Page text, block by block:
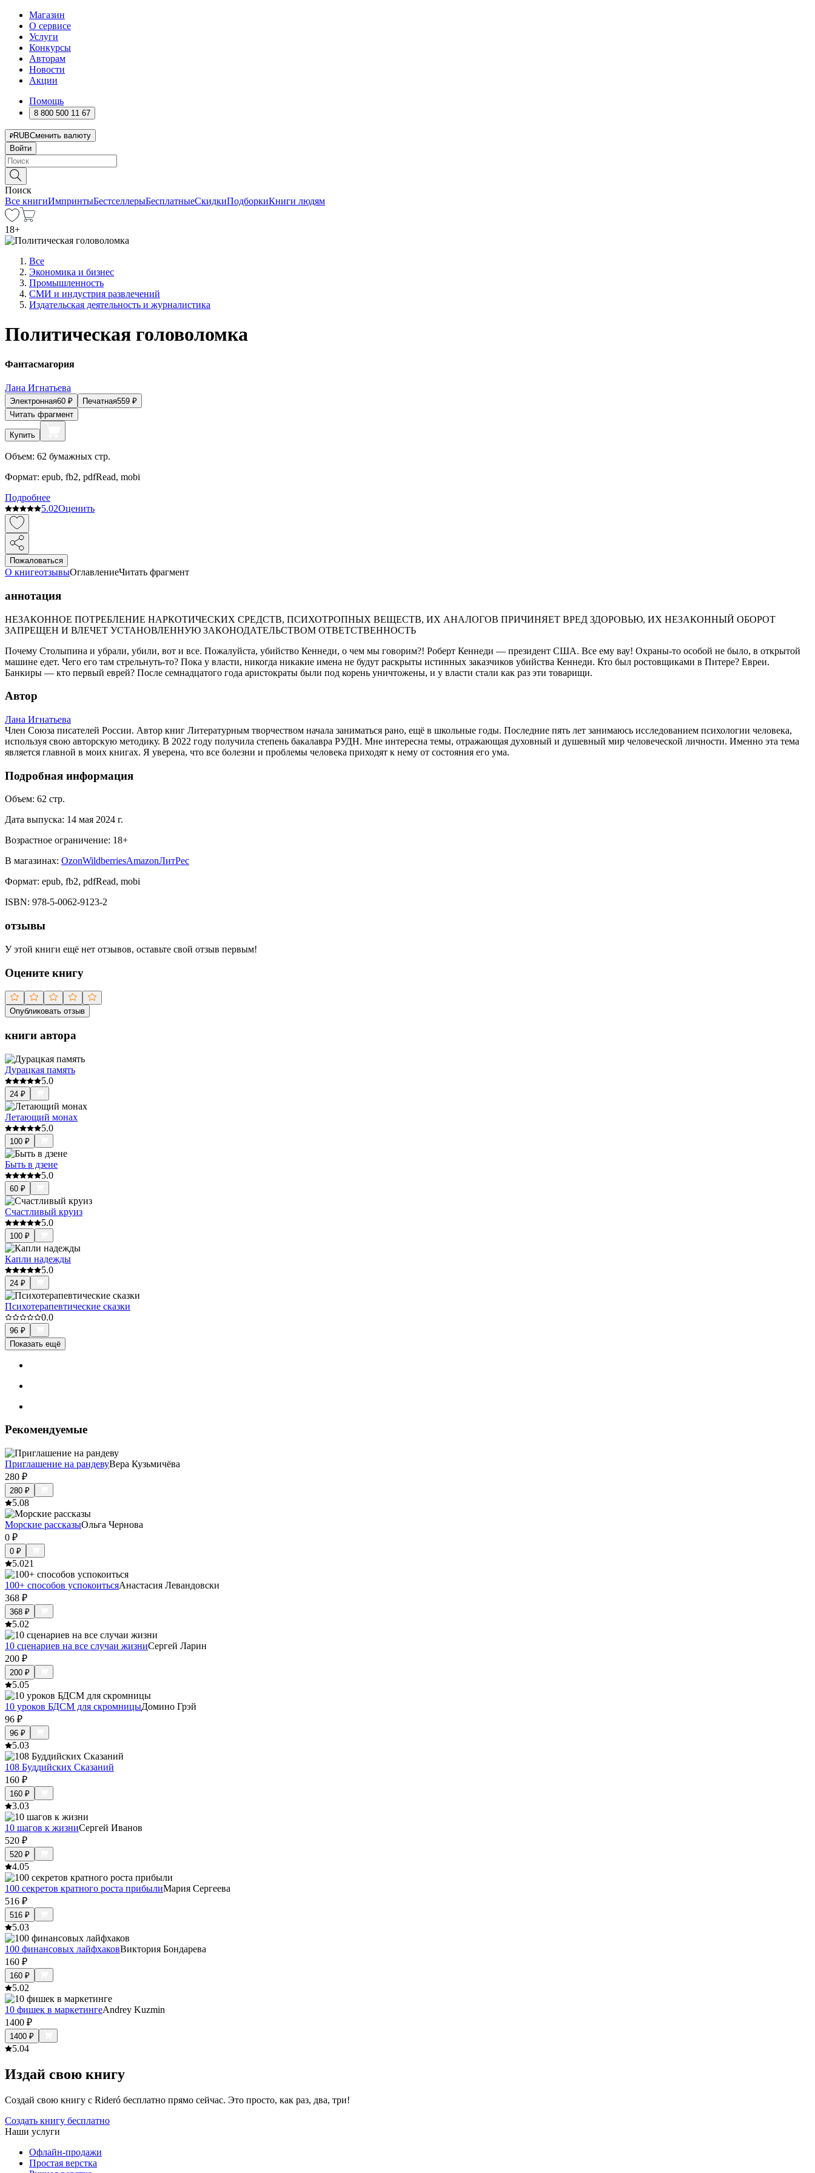
Магазин
О сервисе
Услуги
Конкурсы
Авторам
Новости
Акции
Помощь
8 800 500 11 67
RUBСменить валюту
Войти
Поиск
Все книгиИмпринтыБестселлерыБесплатныеСкидкиПодборкиКниги людям
18+
Все
Экономика и бизнес
Промышленность
СМИ и индустрия развлечений
Издательская деятельность и журналистика
Политическая головоломка
Фантасмагория
Лана Игнатьева
Электронная60 ₽ Печатная559 ₽
Читать фрагмент
Купить
Объем: 62 бумажных стр.
Формат: epub, fb2, pdfRead, mobi
Подробнее
5.02Оценить
Пожаловаться
О книгеотзывыОглавлениеЧитать фрагмент
аннотация
НЕЗАКОННОЕ ПОТРЕБЛЕНИЕ НАРКОТИЧЕСКИХ СРЕДСТВ, ПСИХОТРОПНЫХ ВЕЩЕСТВ, ИХ АНАЛОГОВ ПРИЧИНЯЕТ ВРЕД ЗДОРОВЬЮ, ИХ НЕЗАКОННЫЙ ОБОРОТ
ЗАПРЕЩЕН И ВЛЕЧЕТ УСТАНОВЛЕННУЮ ЗАКОНОДАТЕЛЬСТВОМ ОТВЕТСТВЕННОСТЬ
Почему Столыпина и убрали, убили, вот и все. Пожалуйста, убийство Кеннеди, о чем мы говорим?! Роберт Кеннеди — президент США. Все ему вау! Охраны-то особой не было, в открытой
машине едет. Чего его там стрельнуть-то? Пока у власти, никогда никакие имена не будут раскрыты истинных заказчиков убийства Кеннеди. Кто был ростовщиками в Питере? Евреи.
Банкиры — кто первый еврей? После семнадцатого года аристократы были под корень уничтожены, и у власти стали как раз эти товарищи.
Автор
Лана Игнатьева
Член Союза писателей России. Автор книг Литературным творчеством начала заниматься рано, ещё в школьные годы. Последние пять лет занимаюсь исследованием психологии человека,
используя свою авторскую методику. В 2022 году получила степень бакалавра РУДН. Мне интересна темы, отражающая духовный и душевный мир человеческой личности. Именно эта тема
является главной в моих книгах. Я уверена, что все болезни и проблемы человека приходят к нему от состояния его ума.
Подробная информация
Объем: 62 стр.
Дата выпуска: 14 мая 2024 г.
Возрастное ограничение: 18+
В магазинах: OzonWildberriesAmazonЛитРес
Формат: epub, fb2, pdfRead, mobi
ISBN: 978-5-0062-9123-2
отзывы
У этой книги ещё нет отзывов, оставьте свой отзыв первым!
Оцените книгу
Опубликовать отзыв
книги автора
Дурацкая память
5.0
24 ₽
Летающий монах
5.0
100 ₽
Быть в дзене
5.0
60 ₽
Счастливый круиз
5.0
100 ₽
Капли надежды
5.0
24 ₽
Психотерапевтические сказки
0.0
96 ₽
Показать ещё
Рекомендуемые
Приглашение на рандевуВера Кузьмичёва
280 ₽
280 ₽
5.08
Морские рассказыОльга Чернова
0 ₽
0 ₽
5.021
100+ способов успокоитьсяАнастасия Левандовски
368 ₽
368 ₽
5.02
10 сценариев на все случаи жизниСергей Ларин
200 ₽
200 ₽
5.05
10 уроков БДСМ для скромницыДомино Грэй
96 ₽
96 ₽
5.03
108 Буддийских Сказаний
160 ₽
160 ₽
3.03
10 шагов к жизниСергей Иванов
520 ₽
520 ₽
4.05
100 секретов кратного роста прибылиМария Сергеева
516 ₽
516 ₽
5.03
100 финансовых лайфхаковВиктория Бондарева
160 ₽
160 ₽
5.02
10 фишек в маркетингеAndrey Kuzmin
1400 ₽
1400 ₽
5.04
Издай свою книгу
Создай свою книгу с Rideró бесплатно прямо сейчас. Это просто, как раз, два, три!
Создать книгу бесплатно
Наши услуги
Офлайн-продажи
Простая верстка